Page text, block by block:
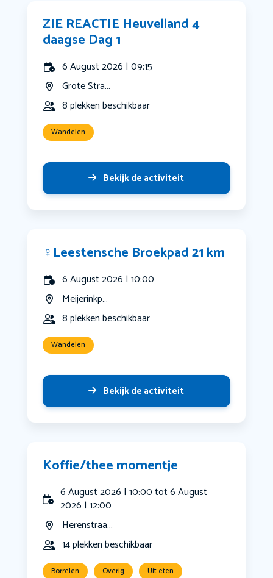
ZIE REACTIE Heuvelland 4
daagse Dag 1
6 August 2026 | 09:15
Grote Stra...
8 plekken beschikbaar
Wandelen
Bekijk de activiteit
‍♀️Leestensche Broekpad 21 km
6 August 2026 | 10:00
Meijerinkp...
8 plekken beschikbaar
Wandelen
Bekijk de activiteit
Koffie/thee momentje
6 August 2026 | 10:00 tot 6 August
2026 | 12:00
Herenstraa...
14 plekken beschikbaar
Borrelen Overig Uit eten